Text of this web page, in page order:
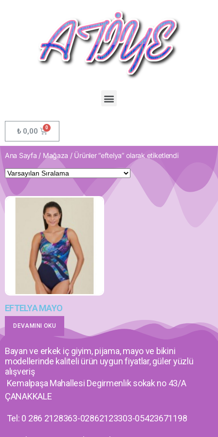
₺ 0,00
Ana Sayfa / Mağaza / Ürünler “eftelya” olarak etiketlendi
EFTELYA MAYO
DEVAMINI OKU
Bayan ve erkek iç giyim, pijama, mayo ve bikini
modellerinde kaliteli ürün uygun fiyatlar, güler yüzlü
alışveriş
Kemalpaşa Mahallesi Degirmenlik sokak no 43/A
ÇANAKKALE
Tel: 0 286 2128363-02862123303-05423671198